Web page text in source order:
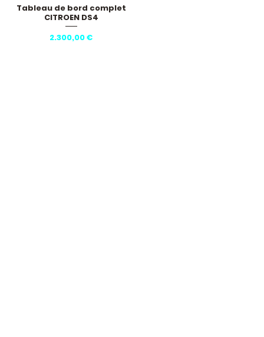
Hurtigvisning
Tableau de bord complet
CITROEN DS4
Pris
2.300,00 €